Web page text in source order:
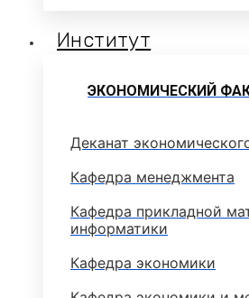
Институт
ЭКОНОМИЧЕСКИЙ
Деканат
Кафедра менеджмента
Кафедра прикладной
информатики
Кафедра экономики